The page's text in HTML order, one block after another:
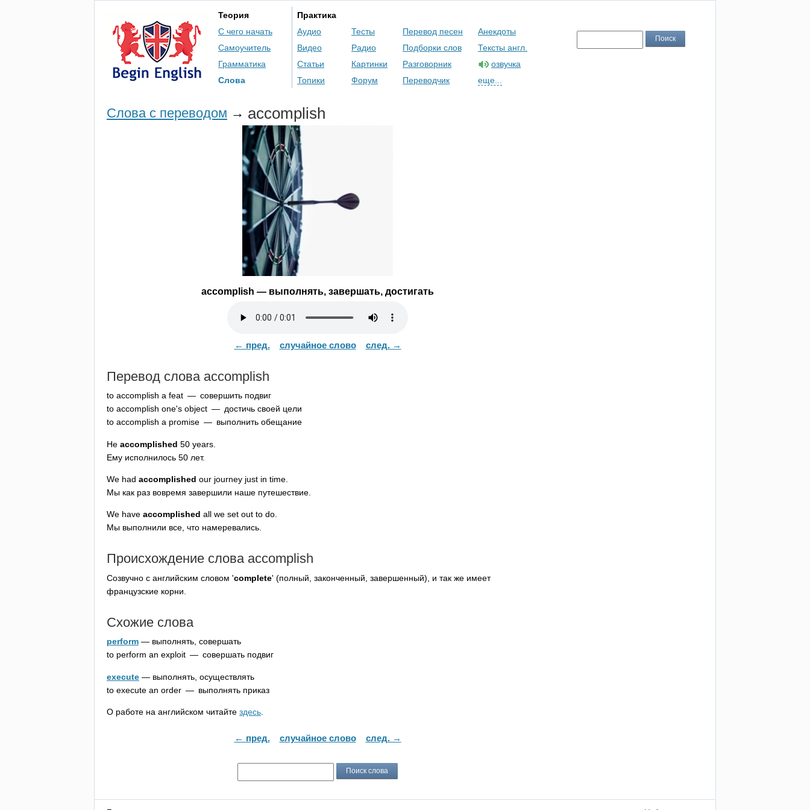
Теория
С чего начать
Самоучитель
Грамматика
Слова
Практика
Аудио
Видео
Статьи
Топики
Тесты
Радио
Картинки
Форум
Перевод песен
Подборки слов
Разговорник
Переводчик
Анекдоты
Тексты англ.
озвучка
еще...
Слова с переводом → accomplish
accomplish — выполнять, завершать, достигать
← пред. случайное слово след. →
Перевод слова accomplish
to accomplish a feat — совершить подвиг
to accomplish one's object — достичь своей цели
to accomplish a promise — выполнить обещание
He accomplished 50 years
Ему исполнилось 50 лет.
We had accomplished our journey just in time
Мы как раз вовремя завершили наше путешествие.
We have accomplished all we set out to do.
Мы выполнили все, что намеревались.
Происхождение слова accomplish
Созвучно с английским словом 'complete' (полный, законченный, завершенный), и так же имеет
французские корни.
Схожие слова
perform — выполнять, совершать
to perform an exploit — совершать подвиг
execute — выполнять, осуществлять
to execute an order — выполнять приказ
О работе на английском читайте здесь
← пред. случайное слово след. →